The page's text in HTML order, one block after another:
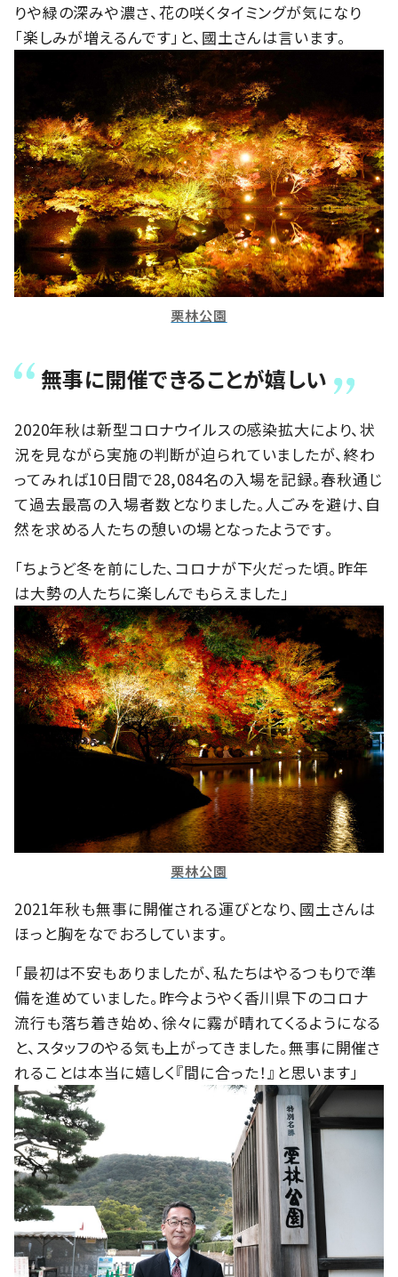
りや緑の深みや濃さ、花の咲くタイミングが気になり
「楽しみが増えるんです」と、國土さんは言います。
栗林公園
無事に開催できることが嬉しい
2020年秋は新型コロナウイルスの感染拡大により、状
況を見ながら実施の判断が迫られていましたが、終わ
ってみれば10日間で28,084名の入場を記録。春秋通じ
て過去最高の入場者数となりました。人ごみを避け、自
然を求める人たちの憩いの場となったようです。
「ちょうど冬を前にした、コロナが下火だった頃。昨年
は大勢の人たちに楽しんでもらえました」
栗林公園
2021年秋も無事に開催される運びとなり、國土さんは
ほっと胸をなでおろしています。
「最初は不安もありましたが、私たちはやるつもりで準
備を進めていました。昨今ようやく香川県下のコロナ
流行も落ち着き始め、徐々に霧が晴れてくるようになる
と、スタッフのやる気も上がってきました。無事に開催さ
れることは本当に嬉しく『間に合った！』と思います」